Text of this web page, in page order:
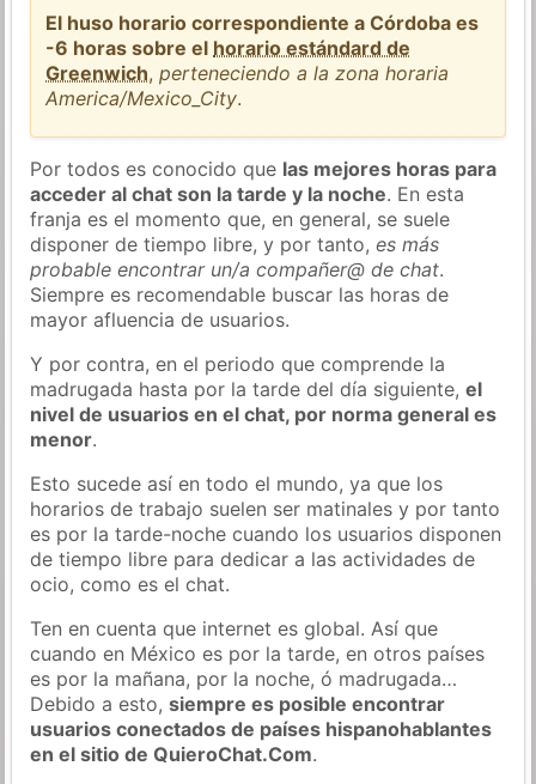
El huso horario correspondiente a Córdoba es
-6 horas sobre el horario estándard de
Greenwich,perteneciendo a la zona horaria
America/Mexico_City.
Por todos es conocido que las mejores horas para
acceder al chat son la tarde y la noche. En esta
franja es el momento que, en general, se suele
disponer de tiempo libre, y por tanto,es más
probable encontrar un/a compañer@ de chat.
Siempre es recomendable buscar las horas de
mayor afluencia de usuarios.
Y por contra, en el periodo que comprende la
madrugada hasta por la tarde del día siguiente,el
nivel de usuarios en el chat, por norma general es
menor.
Esto sucede así en todo el mundo, ya que los
horarios de trabajo suelen ser matinales y por tanto
es por la tarde-noche cuando los usuarios disponen
de tiempo libre para dedicar a las actividades de
ocio, como es el chat.
Ten en cuenta que internet es global. Así que
cuando en México es por la tarde, en otros países
es por la mañana, por la noche, ó madrugada…
Debido a esto,siempre es posible encontrar
usuarios conectados de países hispanohablantes
en el sitio de QuieroChat.Com.